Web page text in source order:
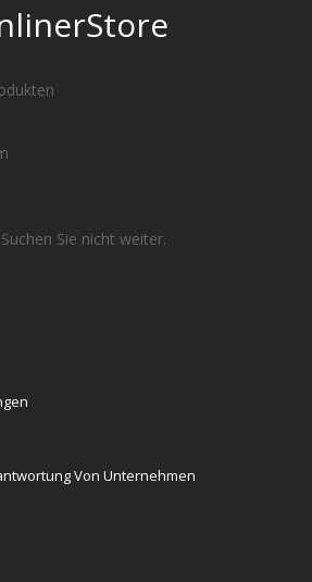
Sie nicht weiter.
Von Unternehmen